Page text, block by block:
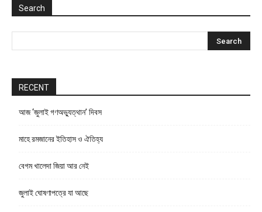
Search
RECENT
আজ ‘জুলাই গণঅভ্যুত্থান’ দিবস
মাহে রমজানের ইতিহাস ও ঐতিহ্য
বেগম খালেদা জিয়া আর নেই
জুলাই ঘোষণাপত্রে যা আছে